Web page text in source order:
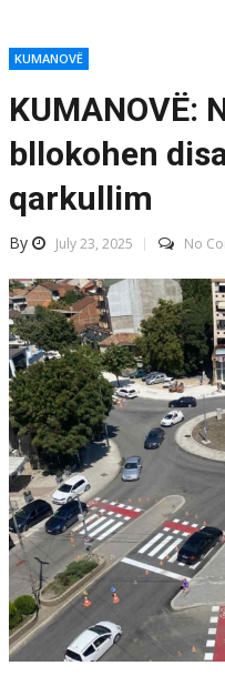
KUMANOVË
KUMANOVË:
bllokohen
qarkullim
By July 23, 2025 No